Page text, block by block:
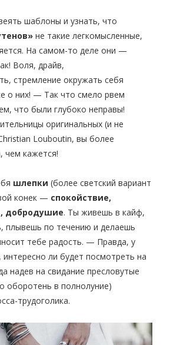
шаблоны и узнать, что
не такие легкомысленные,
На самом-то деле они —
Воля, драйв,
стремление окружать себя
о них! — Так что смело рвем
что были глубоко неправы!
оригинальных (и не
Louboutin, вы более
чем кажется!
шлепки (более светский вариант
конек — спокойствие,
добродушие. Ты живешь в кайф,
плывешь по течению и делаешь
тебе радость. — Правда, у
интересно ли будет посмотреть на
надев на свидание пресловутые
оборотень в полнолуние)
трудоголика.